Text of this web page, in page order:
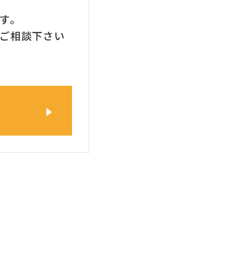
。
相談下さい